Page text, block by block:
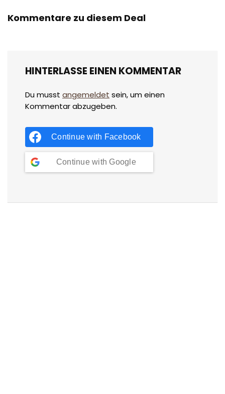
Kommentare zu diesem Deal
HINTERLASSE EINEN KOMMENTAR
Du musst angemeldet sein, um einen
Kommentar abzugeben.
Continue with Facebook
Continue with Google